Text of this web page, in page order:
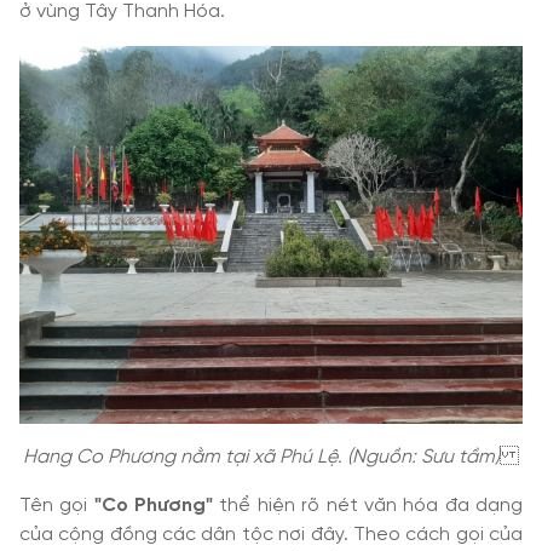
ở vùng Tây Thanh Hóa.
Hang Co Phương nằm tại xã Phú Lệ. (Nguồn: Sưu tầm)
Tên gọi "Co Phương" thể hiện rõ nét văn hóa đa dạng
của cộng đồng các dân tộc nơi đây. Theo cách gọi của